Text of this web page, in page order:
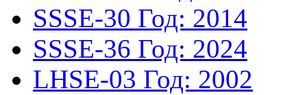
SSSE-30 Год: 2014
SSSE-36 Год: 2024
LHSE-03 Год: 2002